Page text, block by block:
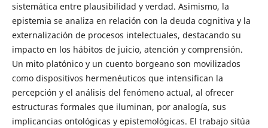
sistemática entre plausibilidad y verdad. Asimismo, la
epistemia se analiza en relación con la deuda cognitiva y la
externalización de procesos intelectuales, destacando su
impacto en los hábitos de juicio, atención y comprensión.
Un mito platónico y un cuento borgeano son movilizados
como dispositivos hermenéuticos que intensifican la
percepción y el análisis del fenómeno actual, al ofrecer
estructuras formales que iluminan, por analogía, sus
implicancias ontológicas y epistemológicas. El trabajo sitúa